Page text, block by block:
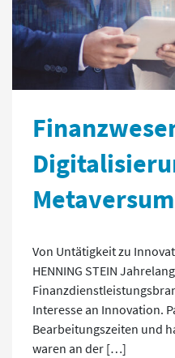
Metaversum
Von Untätigkeit zu
HENNING STEIN
Interesse an Innovation.
Bearbeitungszeiten und
waren an der […]